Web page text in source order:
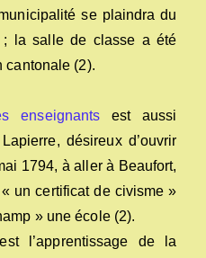
se plaindra du
; la salle de classe a été
cantonale (2).
enseignants est aussi
désireux d’ouvrir
1794, à aller à Beaufort,
un certificat de civisme »
» une école (2).
l’apprentissage de la